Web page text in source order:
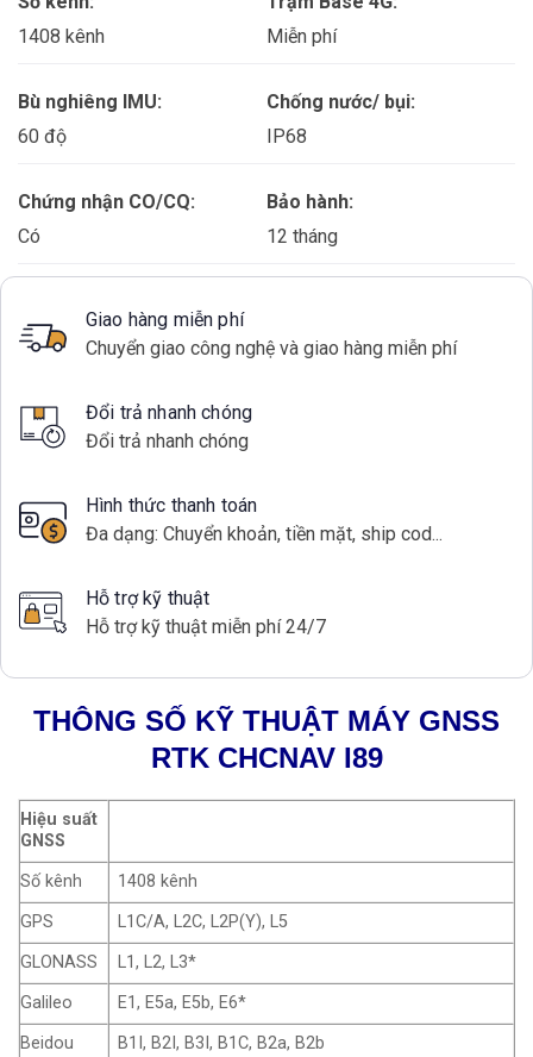
1408 kênh
Miễn phí
Bù nghiêng IMU:
60 độ
Chống nước/ bụi:
IP68
Chứng nhận CO/CQ:
Có
Bảo hành:
12 tháng
Giao hàng miễn phí
Chuyển giao công nghệ và giao hàng miễn phí
Đổi trả nhanh chóng
Đổi trả nhanh chóng
Hình thức thanh toán
Đa dạng: Chuyển khoản, tiền mặt, ship cod...
Hỗ trợ kỹ thuật
Hỗ trợ kỹ thuật miễn phí 24/7
THÔNG SỐ KỸ THUẬT MÁY GNSS
RTK CHCNAV I89
Hiệu suất
GNSS
Số kênh
1408 kênh
GPS
L1C/A, L2C, L2P(Y), L5
GLONASS
L1, L2, L3*
Galileo
E1, E5a, E5b, E6*
Beidou
B1I, B2I, B3I, B1C, B2a, B2b